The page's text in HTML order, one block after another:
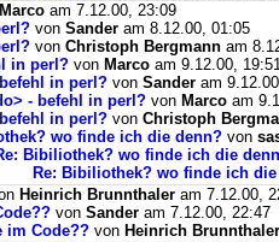
Marco am 7.12.00, 23:09
von Sander am 8.12.00, 01:05
von Christoph Bergmann am
in perl? von Marco am 9.12.00,
in perl? von Sander am
- befehl in perl? von Marco am
in perl? von Christoph
wo finde ich die denn? von
Bibiliothek? wo finde ich die
Re: Bibiliothek? wo finde ich
Heinrich Brunnthaler am 7.12.00,
von Sander am 7.12.00, 22:47
im Code?? von Heinrich Brunnthaler